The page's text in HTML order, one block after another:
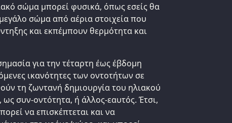
σώμα μπορεί φυσικά, όπως εσείς θα
σώμα από αέρια στοιχεία που
και εκπέμπουν θερμότητα και
για την τέταρτη έως έβδομη
ικανότητες των οντοτήτων σε
τη ζωντανή δημιουργία του ηλιακού
συν-οντότητα, ή άλλος-εαυτός. Έτσι,
να επισκέπτεται και να